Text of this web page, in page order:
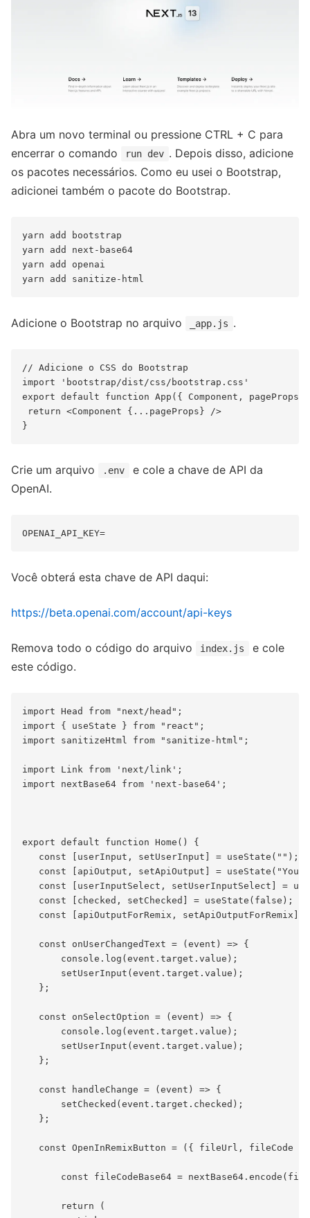
Abra um novo terminal ou pressione CTRL + C para
encerrar o comando
run dev . Depois disso, adicione
os pacotes necessários. Como eu usei o Bootstrap,
adicionei também o pacote do Bootstrap.
yarn add bootstrap
yarn add next-base64
yarn add openai
Adicione o Bootstrap no arquivo _app.js .
// Adicione o CSS do Bootstrap
import 'bootstrap/dist/css/bootstrap.css'
export default function App({ Component, pageProps
return <Component {...pageProps} />
Crie um arquivo .env
e cole a chave de API da
OpenAI.
Você obterá esta chave de API daqui:
https://beta.openai.com/account/api-keys
Remova todo o código do arquivo index.js
e cole
este código.
import Head from "next/head";
import { useState } from "react";
import sanitizeHtml from "sanitize-html";
import Link from 'next/link';
import nextBase64 from 'next-base64';
export default function Home() {
   const [userInput, setUserInput] = useState("");
const [apiOutput, setApiOutput] = useState("You
const [userInputSelect, setUserInputSelect] =
   const [checked, setChecked] = useState(false);
const [apiOutputForRemix, setApiOutputForRemix]
   const onUserChangedText = (event) => {
       console.log(event.target.value);
       setUserInput(event.target.value);
   };
   const onSelectOption = (event) => {
       console.log(event.target.value);
       setUserInput(event.target.value);
   };
   const handleChange = (event) => {
       setChecked(event.target.checked);
   };
const OpenInRemixButton = ({ fileUrl, fileCode
const fileCodeBase64 =
       return (